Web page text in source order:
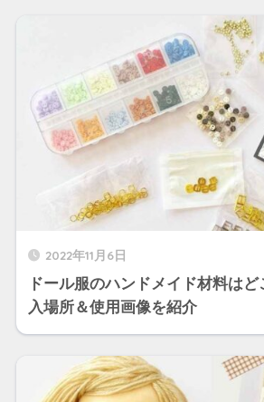
2022年11月6日
ドール服のハンドメイド材料は
入場所＆使用画像を紹介